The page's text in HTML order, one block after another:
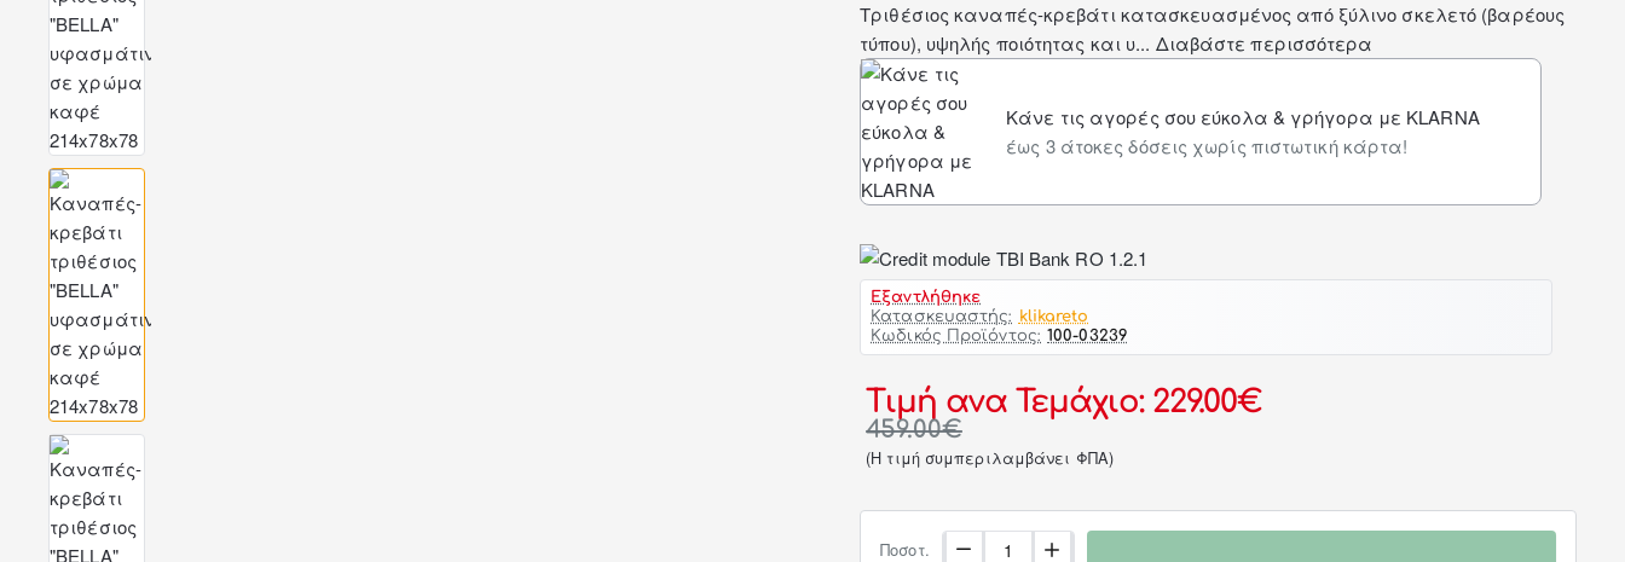
Τριθέσιος καναπές-κρεβάτι κατασκευασμένος από ξύλινο σκελετό (βαρέους
τύπου), υψηλής ποιότητας και υ... Διαβάστε περισσότερα
Κάνε τις αγορές σου εύκολα & γρήγορα με KLARNA
έως 3 άτοκες δόσεις χωρίς πιστωτική κάρτα!
Εξαντλήθηκε
Κατασκευαστής: klikareto
Κωδικός Προϊόντος: 100-03239
Τιμή ανα Τεμάχιο: 229.00€
459.00€
(H τιμή συμπεριλαμβάνει ΦΠΑ)
Ποσοτ.